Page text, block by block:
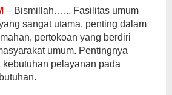
– Bismillah….., Fasilitas umum
sangat utama, penting dalam
pertokoan yang berdiri
umum. Pentingnya
kebutuhan pelayanan pada